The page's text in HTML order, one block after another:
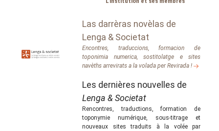
Las darrèras novèlas de
Lenga & Societat
Encontres, traduccions, formacion de
toponimia numerica, sostitolatge e sites
navèths arrevirats a la volada perRevirada !
Les dernières nouvelles de
Lenga & Societat
Rencontres, traductions, formation de
toponymie numérique, sous-titrage et
nouveaux sites traduits à la volée par